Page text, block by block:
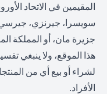
المقيمين في الاتحاد
سويسرا، جيرنزي، جيرسي،
جزيرة مان، أو المملكة
هذا الموقع، ولا ينبغي
لشراء أو بيع أي من
الأفراد.